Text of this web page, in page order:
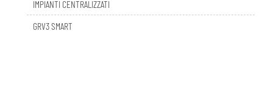
GRV3 SMART